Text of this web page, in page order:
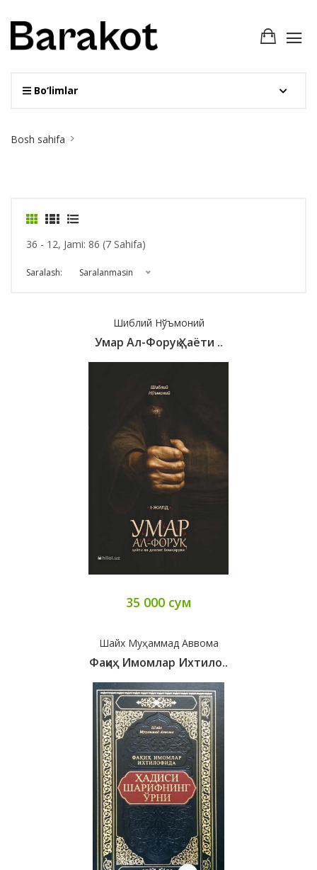
Bo‘limlar
Breadcrumb
Bosh sahifa
36 - 12, Jami: 86 (7 Sahifa)
Saralash: Saralanmasin
Шиблий Нўъмоний
Умар Ал-Форуқ Ҳаёти ..
35 000 сум
Шайх Муҳаммад Аввома
Фақиҳ Имомлар Ихтило..